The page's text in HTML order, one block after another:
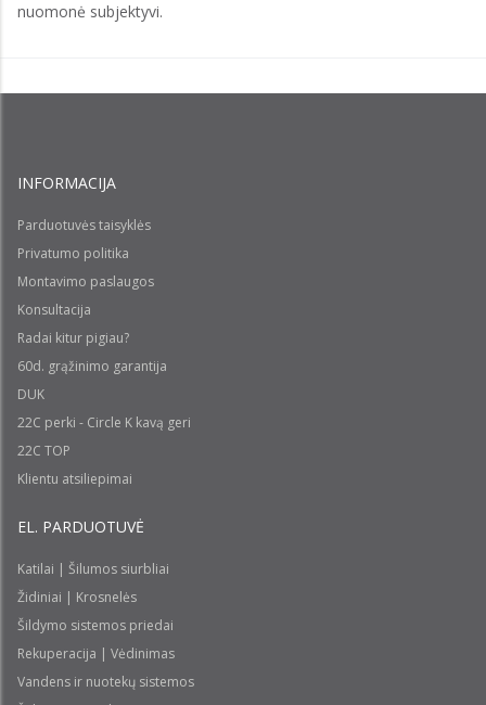
nuomonė subjektyvi.
INFORMACIJA
Parduotuvės taisyklės
Privatumo politika
Montavimo paslaugos
Konsultacija
Radai kitur pigiau?
60d. grąžinimo garantija
DUK
22C perki - Circle K kavą geri
22C TOP
Klientu atsiliepimai
EL. PARDUOTUVĖ
Katilai | Šilumos siurbliai
Židiniai | Krosnelės
Šildymo sistemos priedai
Rekuperacija | Vėdinimas
Vandens ir nuotekų sistemos